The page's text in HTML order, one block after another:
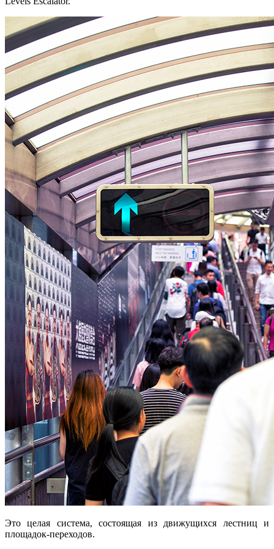
Это целая система, состоящая из движущихся лестниц и
площадок-переходов.